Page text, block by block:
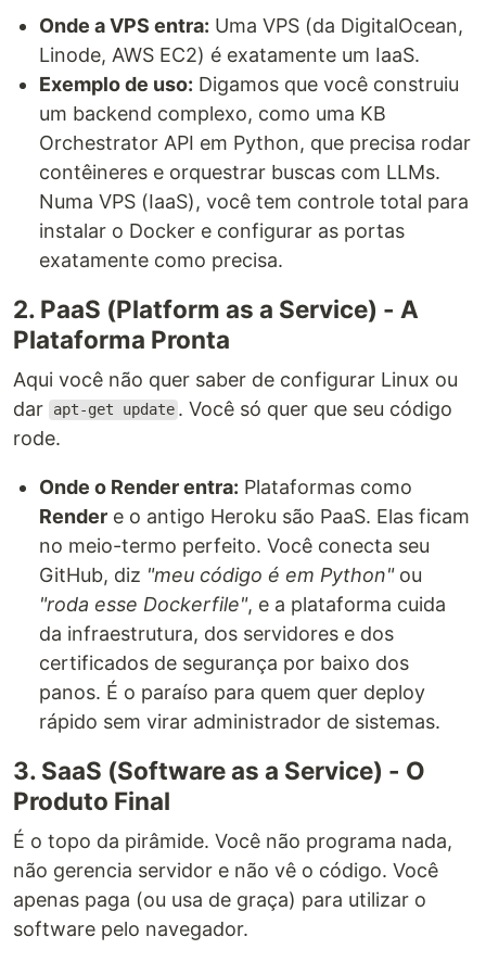
Onde a VPS entra: Uma VPS (da DigitalOcean,
Linode, AWS EC2) é exatamente um IaaS.
Exemplo de uso: Digamos que você construiu
um backend complexo, como uma KB
Orchestrator API em Python, que precisa rodar
contêineres e orquestrar buscas com LLMs.
Numa VPS (IaaS), você tem controle total para
instalar o Docker e configurar as portas
exatamente como precisa.
2. PaaS (Platform as a Service) - A
Plataforma Pronta
Aqui você não quer saber de configurar Linux ou
dar
apt-get update . Você só quer que seu código
rode.
Onde o Render entra: Plataformas como
Render e o antigo Heroku são PaaS. Elas ficam
no meio-termo perfeito. Você conecta seu
GitHub, diz "meu código é em Python"ou
"roda esse Dockerfile", e a plataforma cuida
da infraestrutura, dos servidores e dos
certificados de segurança por baixo dos
panos. É o paraíso para quem quer deploy
rápido sem virar administrador de sistemas.
3. SaaS (Software as a Service) - O
Produto Final
É o topo da pirâmide. Você não programa nada,
não gerencia servidor e não vê o código. Você
apenas paga (ou usa de graça) para utilizar o
software pelo navegador.